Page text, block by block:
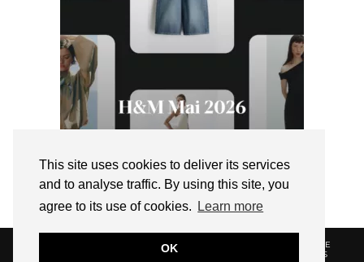
This site uses cookies to deliver its services
and to analyse traffic. By using this site, you
agree to its use of cookies.
Learn more
OK
POLITIQUE DE
VUE DANS LA PRESSE
LIENS